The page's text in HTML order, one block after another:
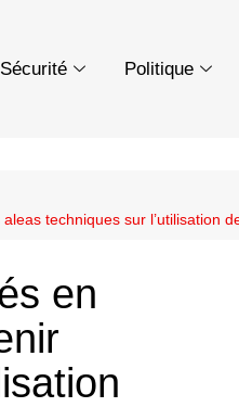
Sécurité Politique
techniques sur l’utilisation
en